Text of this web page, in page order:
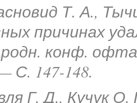
Т. А.,
причинах
конф.
С. 147-148.
Г. Д., Кучук